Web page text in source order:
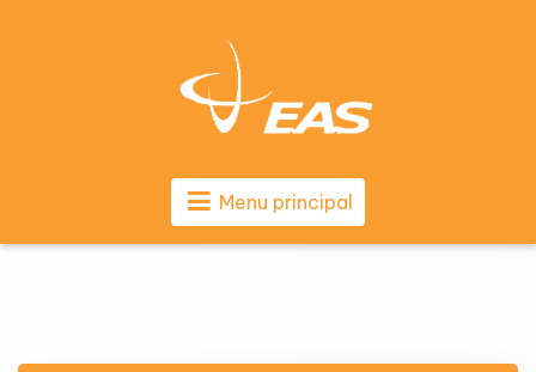
Menu principal